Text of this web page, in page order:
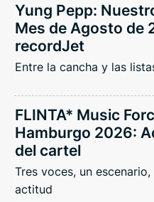
Yung Pepp:
Mes de Agosto de
recordJet
Entre la cancha y las
FLINTA* Music
Hamburgo 2026:
del cartel
Tres voces, un
actitud